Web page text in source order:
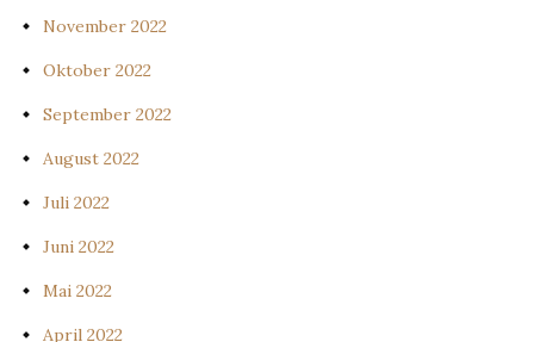
November 2022
Oktober 2022
September 2022
August 2022
Juli 2022
Juni 2022
Mai 2022
April 2022